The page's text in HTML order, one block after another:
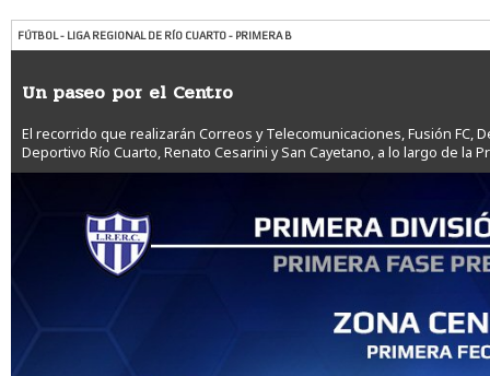
FÚTBOL - LIGA REGIONAL DE RÍO CUARTO - PRIMERA B
Un paseo por el Centro
El recorrido que realizarán Correos y Telecomunicaciones, Fusión FC,
Deportivo Río Cuarto, Renato Cesarini y San Cayetano, a lo largo de la